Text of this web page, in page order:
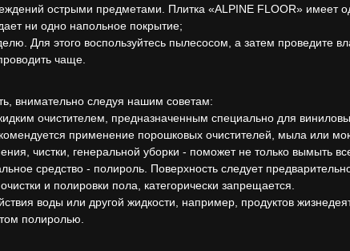
острыми предметами. Плитка «ALPINE FLOOR» имеет
ни одно напольное покрытие;
Для этого воспользуйтесь пылесосом, а затем проведите
чаще.
внимательно следуя нашим советам:
очистителем, предназначенным специально для
применение порошковых очистителей, мыла или
чистки, генеральной уборки - поможет не только вымыть
средство - полироль. Поверхность следует
и полировки пола, категорически запрещается.
воды или другой жидкости, например, продуктов
полиролью.